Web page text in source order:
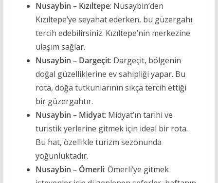
Nusaybin – Kızıltepe: Nusaybin’den
Kızıltepe’ye seyahat ederken, bu güzergahı
tercih edebilirsiniz. Kızıltepe’nin merkezine
ulaşım sağlar.
Nusaybin – Dargeçit: Dargeçit, bölgenin
doğal güzelliklerine ev sahipliği yapar. Bu
rota, doğa tutkunlarının sıkça tercih ettiği
bir güzergahtır.
Nusaybin – Midyat: Midyat’ın tarihi ve
turistik yerlerine gitmek için ideal bir rota.
Bu hat, özellikle turizm sezonunda
yoğunluktadır.
Nusaybin – Ömerli: Ömerli’ye gitmek